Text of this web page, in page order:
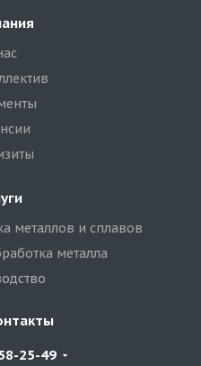
металлов и сплавов
металла
25-49